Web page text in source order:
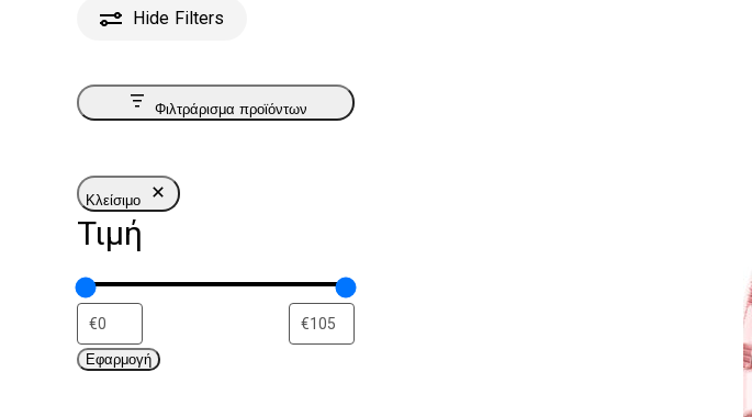
Hide Filters
Φιλτράρισμα προϊόντων
Κλείσιμο
Τιμή
Εφαρμογή